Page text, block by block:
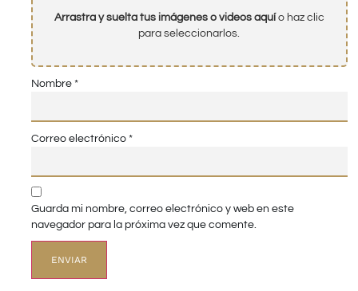
Arrastra y suelta tus imágenes o videos aquío haz clic
para seleccionarlos.
Nombre *
Correo electrónico *
Guarda mi nombre, correo electrónico y web en este
navegador para la próxima vez que comente.